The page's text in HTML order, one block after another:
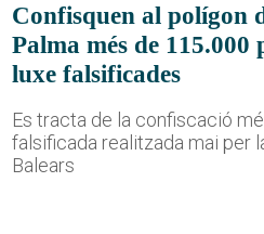
Confisquen al polígon
Palma més de 115.000
luxe falsificades
Es tracta de la confiscació
falsificada realitzada mai per
Balears